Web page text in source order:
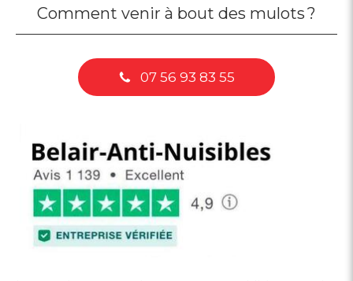
Comment venir à bout des mulots ?
07 56 93 83 55